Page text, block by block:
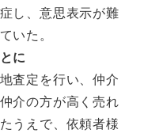
し、意思表示が難
いた。
に
査定を行い、仲介
介の方が高く売れ
うえで、依頼者様